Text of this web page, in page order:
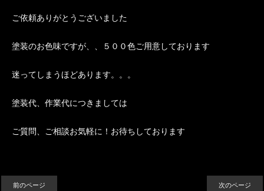
ご依頼ありがとうございました
塗装のお色味ですが、、５００色ご用意しております
迷ってしまうほどあります。。。
塗装代、作業代につきましては
ご質問、ご相談お気軽に！お待ちしております
前のページ 次のページ